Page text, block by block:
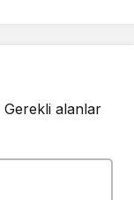
Gerekli alanlar